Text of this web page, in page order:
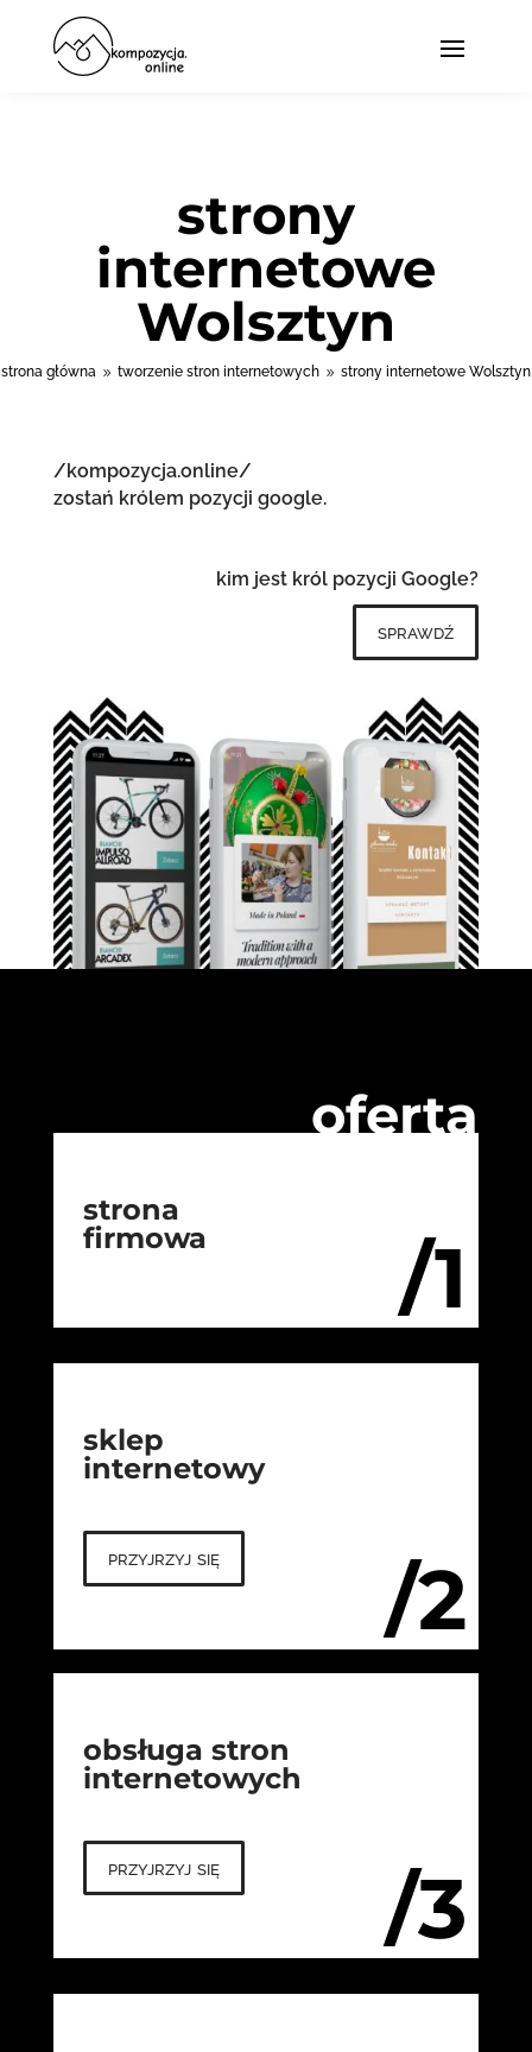
strony
internetowe
Wolsztyn
strona główna 9 tworzenie stron internetowych 9 strony internetowe Wolsztyn
/kompozycja.online/
zostań królem pozycji google.
kim jest król pozycji Google?
sprawdź
oferta
/1
strona
firmowa
/2
sklep
internetowy
przyjrzyj się
/3
obsługa stron
internetowych
przyjrzyj się